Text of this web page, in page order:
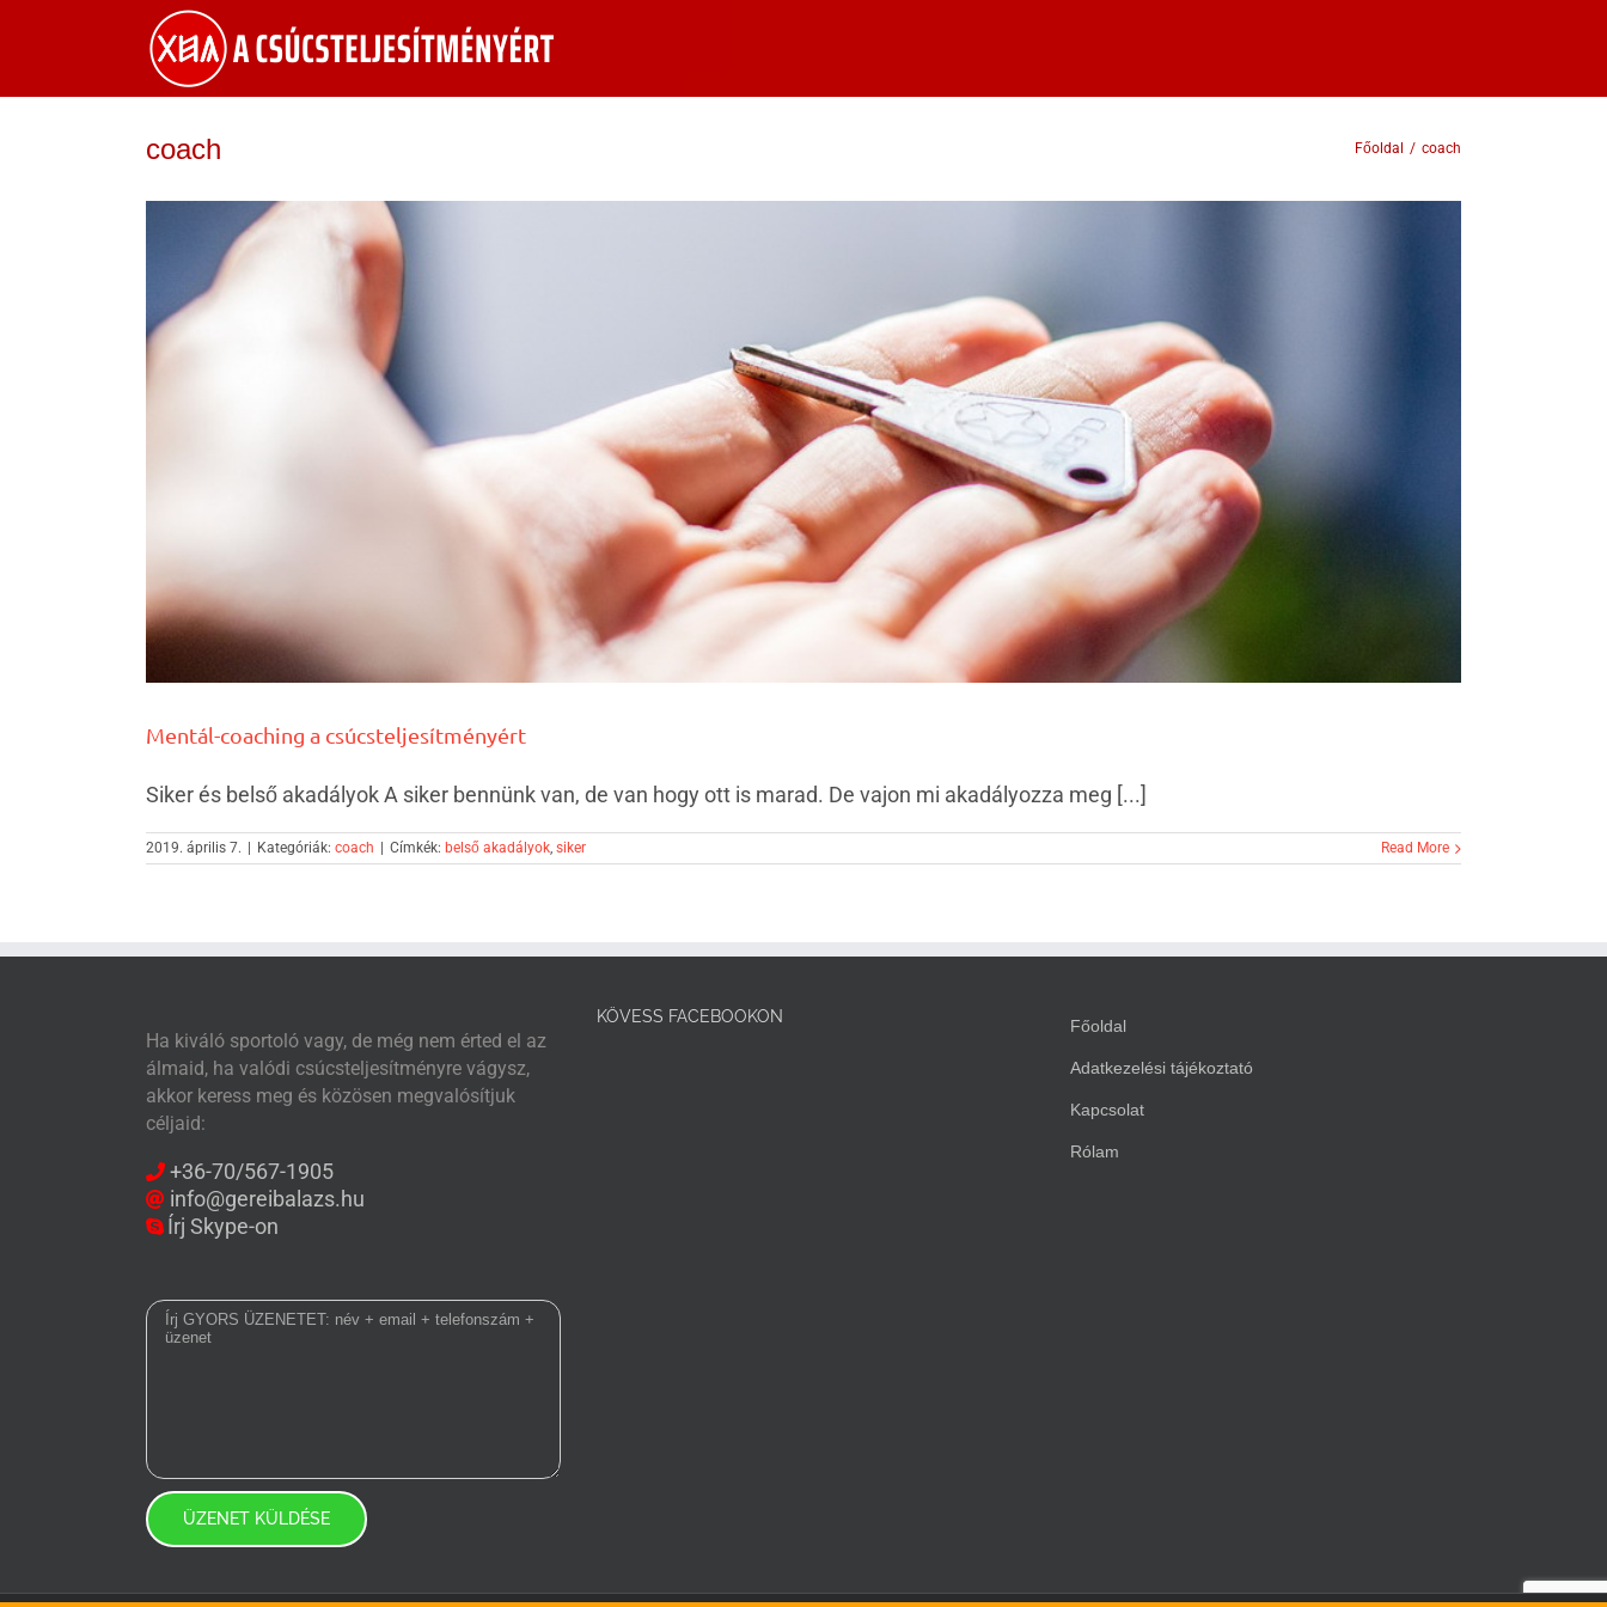
coach Főoldal / coach
Mentál-coaching a csúcsteljesítményért
Siker és belső akadályok A siker bennünk van, de van hogy ott is marad. De vajon mi akadályozza meg [...]
2019. április 7. Kategóriák: coach Címkék: belső akadályok, siker Read More
Ha kiváló sportoló vagy, de még nem érted el az
álmaid, ha valódi csúcsteljesítményre vágysz,
akkor keress meg és közösen megvalósítjuk
céljaid:
+36-70/567-1905
info@gereibalazs.hu
Írj Skype-on
KÖVESS FACEBOOKON Főoldal
Adatkezelési tájékoztató
Kapcsolat
Rólam